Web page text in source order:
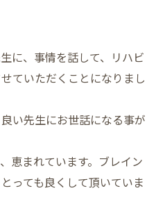
に、事情を話して、リハビ
ていただくことになりまし
い先生にお世話になる事が
恵まれています。ブレイン
っても良くして頂いていま